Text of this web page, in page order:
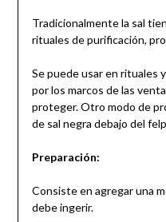
Tradicionalmente la sal
rituales de purificación,
Se puede usar en rituales
por los marcos de las
proteger. Otro modo de
de sal negra debajo del
Preparación:
Consiste en agregar una
debe ingerir.